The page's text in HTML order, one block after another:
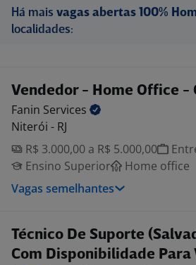
Há mais vagas abertas 100%
localidades:
Vendedor - Home Office -
Fanin Services
Niterói - RJ
R$ 3.000,00 a R$ 5.000,00
Ensino Superior
Home office
Vagas semelhantes
Técnico De Suporte
Com Disponibilidade Para